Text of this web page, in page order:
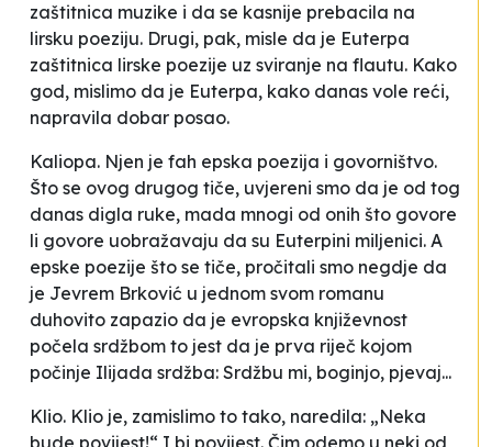
zaštitnica muzike i da se kasnije prebacila na
lirsku poeziju. Drugi, pak, misle da je Euterpa
zaštitnica lirske poezije uz sviranje na flautu. Kako
god, mislimo da je Euterpa, kako danas vole reći,
napravila dobar posao.
Kaliopa. Njen je fah epska poezija i govorništvo.
Što se ovog drugog tiče, uvjereni smo da je od tog
danas digla ruke, mada mnogi od onih što govore
li govore uobražavaju da su Euterpini miljenici. A
epske poezije što se tiče, pročitali smo negdje da
je Jevrem Brković u jednom svom romanu
duhovito zapazio da je evropska književnost
počela srdžbom to jest da je prva riječ kojom
počinje Ilijada srdžba: Srdžbu mi, boginjo, pjevaj...
Klio. Klio je, zamislimo to tako, naredila: „Neka